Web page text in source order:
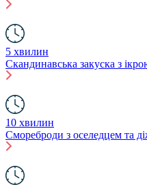
5 хвилин
Скандинавська закуска з
10 хвилин
Смореброди з оселедцем та